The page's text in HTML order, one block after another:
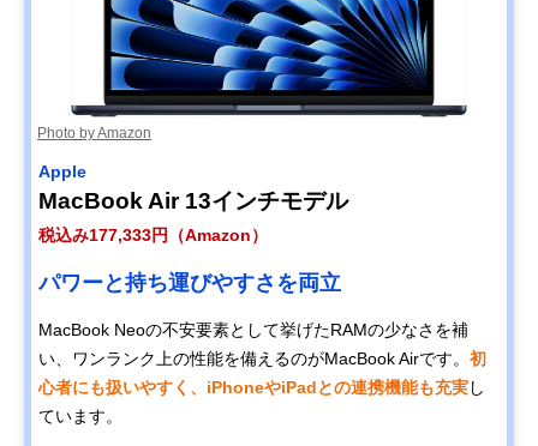
Photo by Amazon
Apple
MacBook Air 13インチモデル
税込み177,333円（Amazon）
パワーと持ち運びやすさを両立
MacBook Neoの不安要素として挙げたRAMの少なさを補
い、ワンランク上の性能を備えるのがMacBook Airです。 初
心者にも扱いやすく、iPhoneやiPadとの連携機能も充実し
ています。